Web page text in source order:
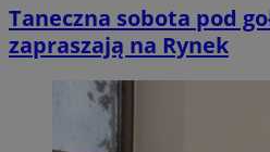
Taneczna sobota pod
zapraszają na Rynek